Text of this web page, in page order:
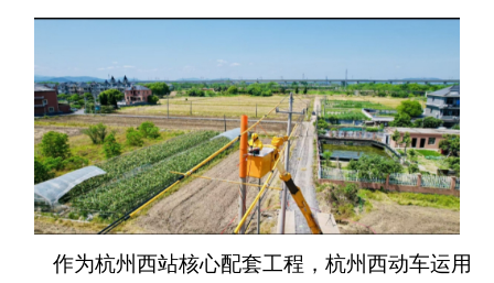
作为杭州西站核心配套工程，杭州西动车运用